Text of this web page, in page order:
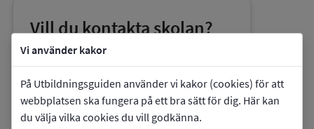
Vi använder kakor
På Utbildningsguiden använder vi kakor (cookies) för att
webbplatsen ska fungera på ett bra sätt för dig. Här kan
du välja vilka cookies du vill godkänna.
Vill du kontakta skolan?
phoneTelefon:0300-836300
E-post: saroskolan@kungsbacka.se
link Webbplats:Särö skola F-5